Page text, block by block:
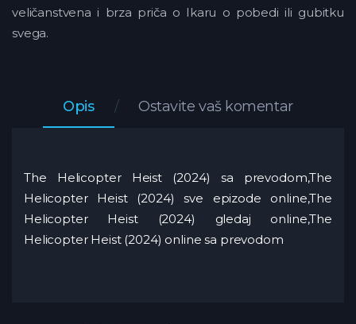
veličanstvena i brza priča o Ikaru o pobedi ili gubitku
svega.
Opis Ostavite vaš komentar
The Helicopter Heist (2024) sa prevodom,The
Helicopter Heist (2024) sve epizode online,The
Helicopter Heist (2024) gledaj online,The
Helicopter Heist (2024) online sa prevodom